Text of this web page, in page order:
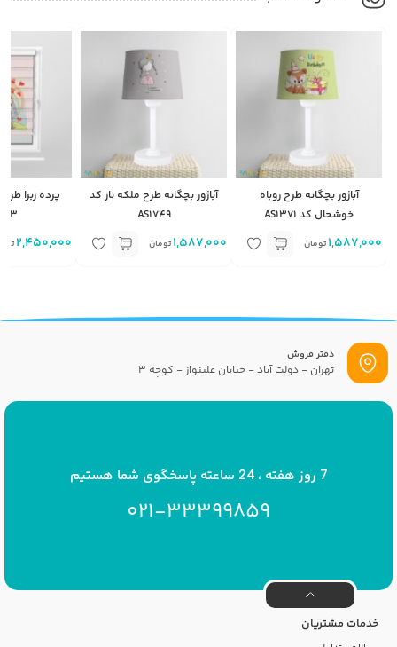
آباژور بچگانه طرح روباه
خوشحال کد AS1371
1,587,000 تومان
آباژور بچگانه طرح ملکه ناز کد
AS1749
1,587,000 تومان
پرده زبرا
2,450,000
دفتر فروش
تهران - دولت آباد - خیابان علینواز - کوچه 3
7 روز هفته ، 24 ساعته پاسخگوی شما هستیم
021-33399859
خدمات مشتریان